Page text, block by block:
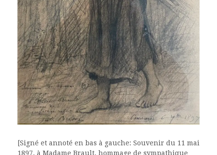
[Signé et annoté en bas à gauche: Souvenir du 11 mai
1897, à Madame Brault, hommage de sympathique